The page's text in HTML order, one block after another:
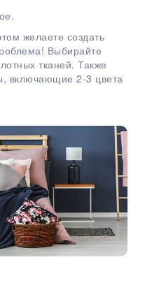
желаете создать
Выбирайте
тканей. Также
включающие 2-3 цвета